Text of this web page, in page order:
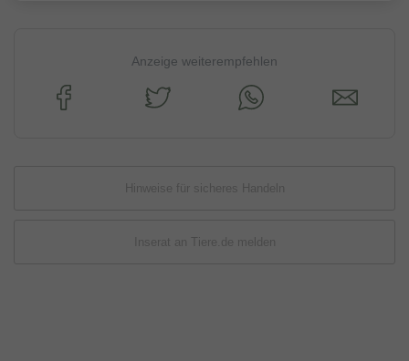
Anzeige weiterempfehlen
Hinweise für sicheres Handeln
Inserat an Tiere.de melden